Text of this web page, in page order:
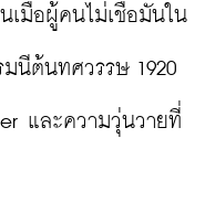
เมื่อผู้คนไม่เชื่อมั่นใน
มนีต้นทศวรรษ 1920
และความวุ่นวายที่